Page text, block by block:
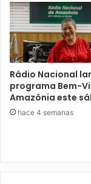
Rádio Nacional
programa Bem-
Amazônia este
hace 4 semanas